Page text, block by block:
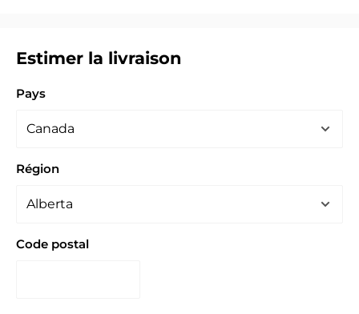
Estimer la livraison
Pays
Région
Code postal